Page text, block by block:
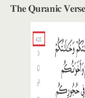
𝐓𝐡𝐞 𝐐𝐮𝐫𝐚𝐧𝐢𝐜